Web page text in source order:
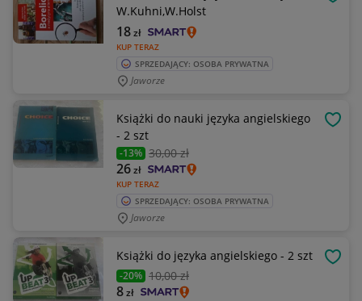
W.Kuhni,W.Holst
KUP TERAZ
18zł
SPRZEDAJĄCY: OSOBA PRYWATNA
Jaworze
Książki do nauki języka angielskiego
- 2 szt
-13% 30,00 zł
KUP TERAZ
26zł
SPRZEDAJĄCY: OSOBA PRYWATNA
Jaworze
Książki do języka angielskiego - 2 szt
-20% 10,00 zł
8zł